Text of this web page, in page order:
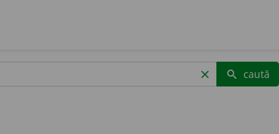
clear search caută